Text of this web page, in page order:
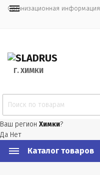
Организационная информация
Г. ХИМКИ
Ваш регион Химки?
Да Нет
Каталог товаров